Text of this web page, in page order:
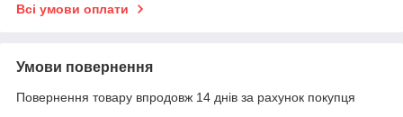
Всі умови оплати
Умови повернення
Повернення товару впродовж 14 днів за рахунок покупця